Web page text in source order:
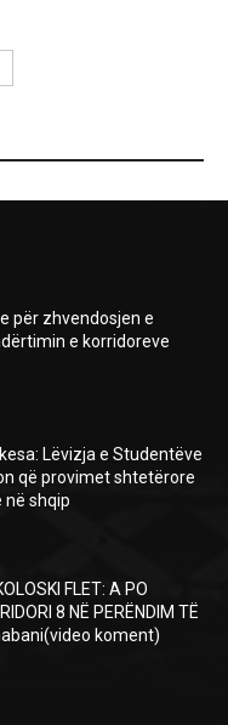
për zhvendosjen e
e korridoreve
Lëvizja e Studentëve
që provimet shtetërore
në shqip
FLET: A PO
8 NË PERËNDIM TË
koment)